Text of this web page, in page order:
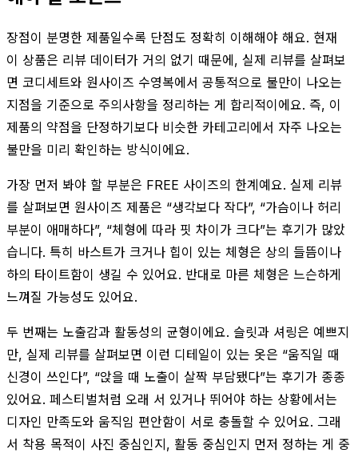
장점이 분명한 제품일수록 단점도 정확히 이해해야 해요. 현재
이 상품은 리뷰 데이터가 거의 없기 때문에, 실제 리뷰를 살펴보
면 코디세트와 원사이즈 수영복에서 공통적으로 불만이 나오는
지점을 기준으로 주의사항을 정리하는 게 합리적이에요. 즉, 이
제품의 약점을 단정하기보다 비슷한 카테고리에서 자주 나오는
불만을 미리 확인하는 방식이에요.
가장 먼저 봐야 할 부분은 FREE 사이즈의 한계예요. 실제 리뷰
를 살펴보면 원사이즈 제품은 “생각보다 작다”, “가슴이나 허리
부분이 애매하다”, “체형에 따라 핏 차이가 크다”는 후기가 많았
습니다. 특히 바스트가 크거나 힙이 있는 체형은 상의 들뜸이나
하의 타이트함이 생길 수 있어요. 반대로 마른 체형은 느슨하게
느껴질 가능성도 있어요.
두 번째는 노출감과 활동성의 균형이에요. 슬릿과 셔링은 예쁘지
만, 실제 리뷰를 살펴보면 이런 디테일이 있는 옷은 “움직일 때
신경이 쓰인다”, “앉을 때 노출이 살짝 부담됐다”는 후기가 종종
있어요. 페스티벌처럼 오래 서 있거나 뛰어야 하는 상황에서는
디자인 만족도와 움직임 편안함이 서로 충돌할 수 있어요. 그래
서 착용 목적이 사진 중심인지, 활동 중심인지 먼저 정하는 게 중